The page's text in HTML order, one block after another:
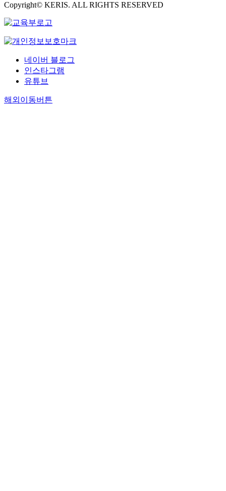
Copyright© KERIS. ALL RIGHTS RESERVED
네이버 블로그
인스타그램
유튜브
해외이동버튼